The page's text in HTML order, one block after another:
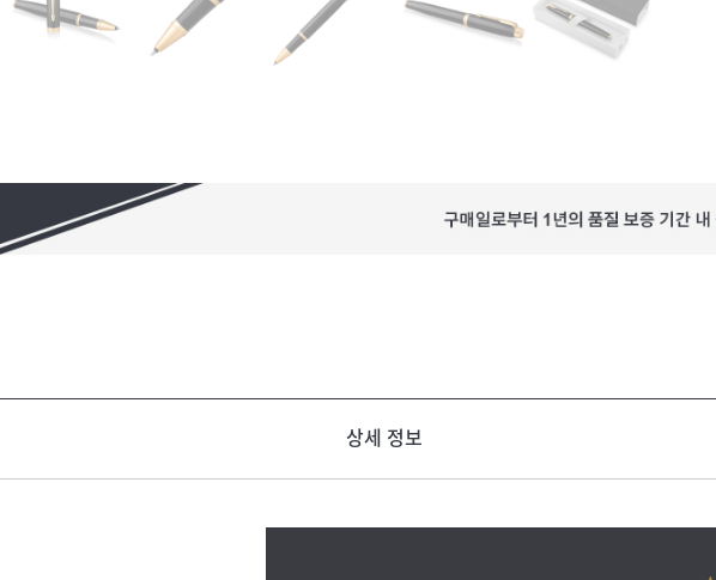
상세 정보